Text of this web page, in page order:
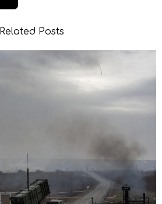
Related Posts